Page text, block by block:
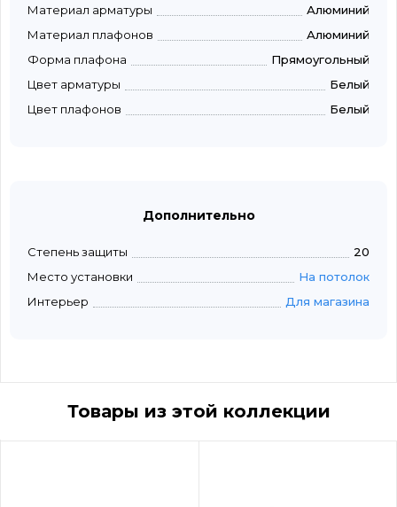
Материал арматуры
Алюминий
Материал плафонов
Алюминий
Форма плафона
Прямоугольный
Цвет арматуры
Белый
Цвет плафонов
Белый
Дополнительно
Степень защиты
20
Место установки
На потолок
Интерьер
Для магазина
Товары из этой коллекции